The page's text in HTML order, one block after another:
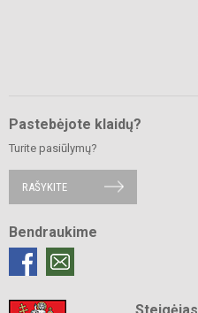
Pastebėjote klaidų?
Turite pasiūlymų?
RAŠYKITE
Bendraukime